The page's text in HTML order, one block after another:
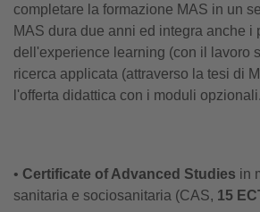
completare la formazione MAS in un
MAS dura due anni ed integra anche i
dell'experience learning (con il lavoro
ricerca applicata (attraverso la tesi di
l'offerta didattica con i moduli opzionali.
• Certificate of Advanced Studies in
sanitaria e sociosanitaria (CAS, 15